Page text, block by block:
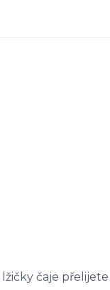
čaje přelijete